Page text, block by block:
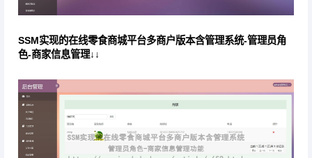
SSM实现的在线零食商城平台多商户版本含管理系统-管理员角
色-商家信息管理↓↓